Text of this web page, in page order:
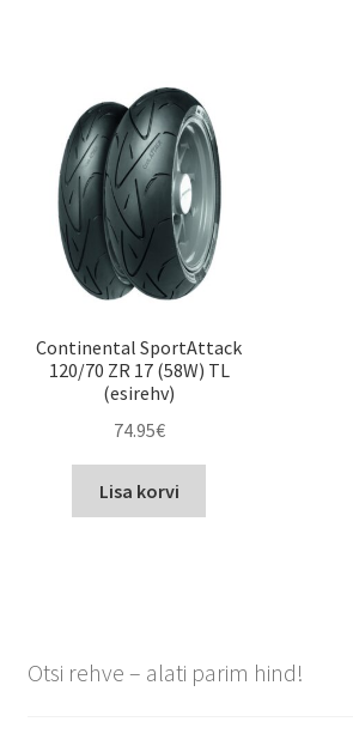
Continental SportAttack
120/70 ZR 17 (58W) TL
(esirehv)
74.95€
Lisa korvi
Otsi rehve – alati parim hind!